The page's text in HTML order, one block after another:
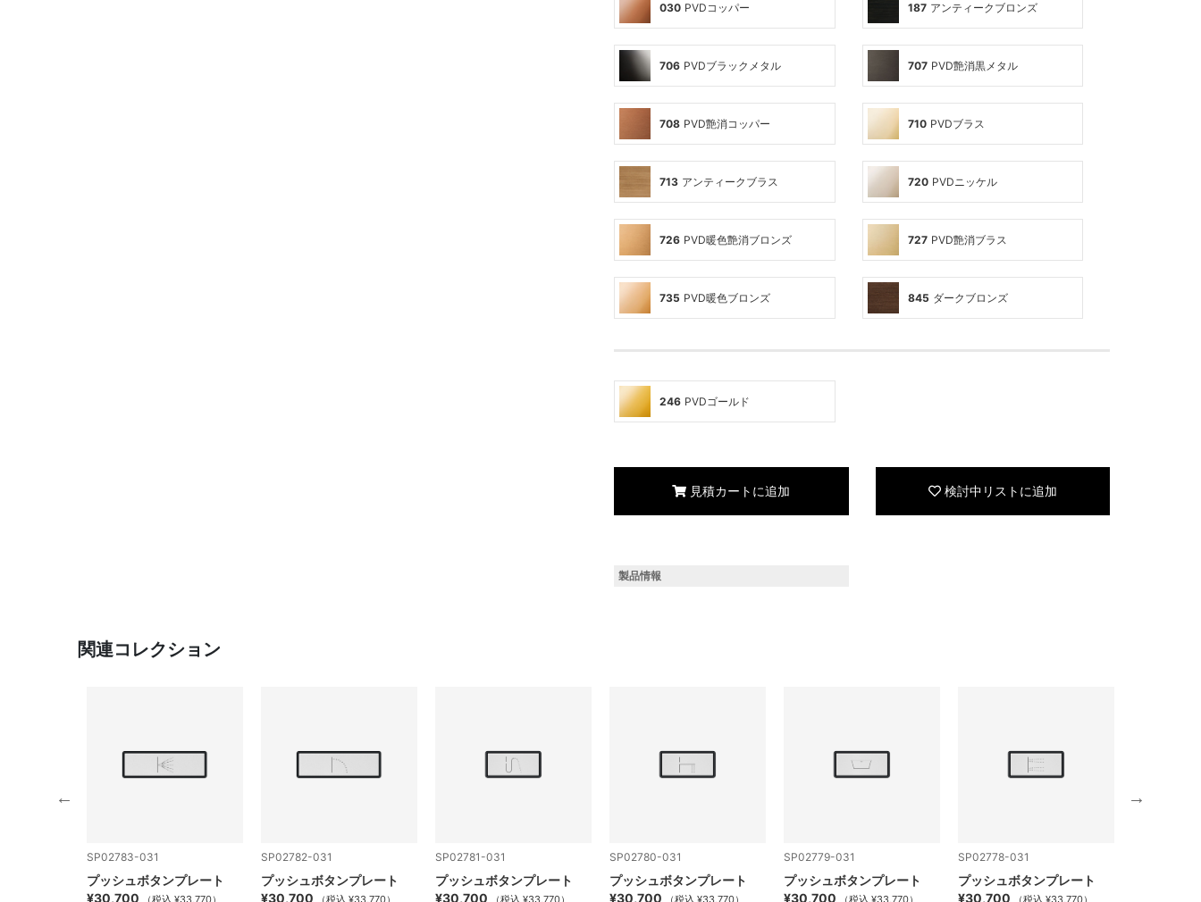
030 PVDコッパー 187 アンティークブロンズ
706 PVDブラックメタル 707 PVD艶消黒メタル
708 PVD艶消コッパー 710 PVDブラス
713 アンティークブラス 720 PVDニッケル
726 PVD暖色艶消ブロンズ 727 PVD艶消ブラス
735 PVD暖色ブロンズ 845 ダークブロンズ
246 PVDゴールド
見積カートに追加 検討中リストに追加
製品情報
関連コレクション
SP02783-031
プッシュボタンプレート
¥30,700
（税込 ¥33,770）
SP02782-031
プッシュボタンプレート
¥30,700
（税込 ¥33,770）
SP02781-031
プッシュボタンプレート
¥30,700
（税込 ¥33,770）
SP02780-031
プッシュボタンプレート
¥30,700
（税込 ¥33,770）
SP02779-031
プッシュボタンプレート
¥30,700
（税込 ¥33,770）
SP02778-031
プッシュボタンプレート
¥30,700
（税込 ¥33,770）